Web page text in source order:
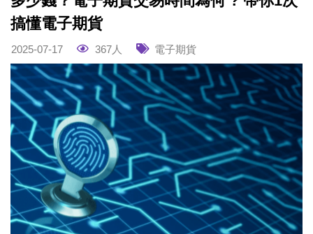
搞懂電子期貨
2025-07-17 367人 電子期貨